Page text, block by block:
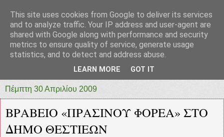
prototypia
"ΠΡΩΤΟΤΥΠΙΑ" * ΑΝΕΞΑΡΤΗΤΗ-ΗΛΕΚΤΡΟΝΙΚΗ-
Πέμπτη 30 Απριλίου 2009
ΒΡΑΒΕΙΟ «ΠΡΑΣΙΝΟΥ ΦΟΡΕΑ» ΣΤΟ
ΔΗΜΟ ΘΕΣΤΙΕΩΝ
This site uses cookies from Google to deliver its services
and to analyze traffic. Your IP address and user-agent are
shared with Google along with performance and security
metrics to ensure quality of service, generate usage
statistics, and to detect and address abuse.
LEARN MORE GOT IT